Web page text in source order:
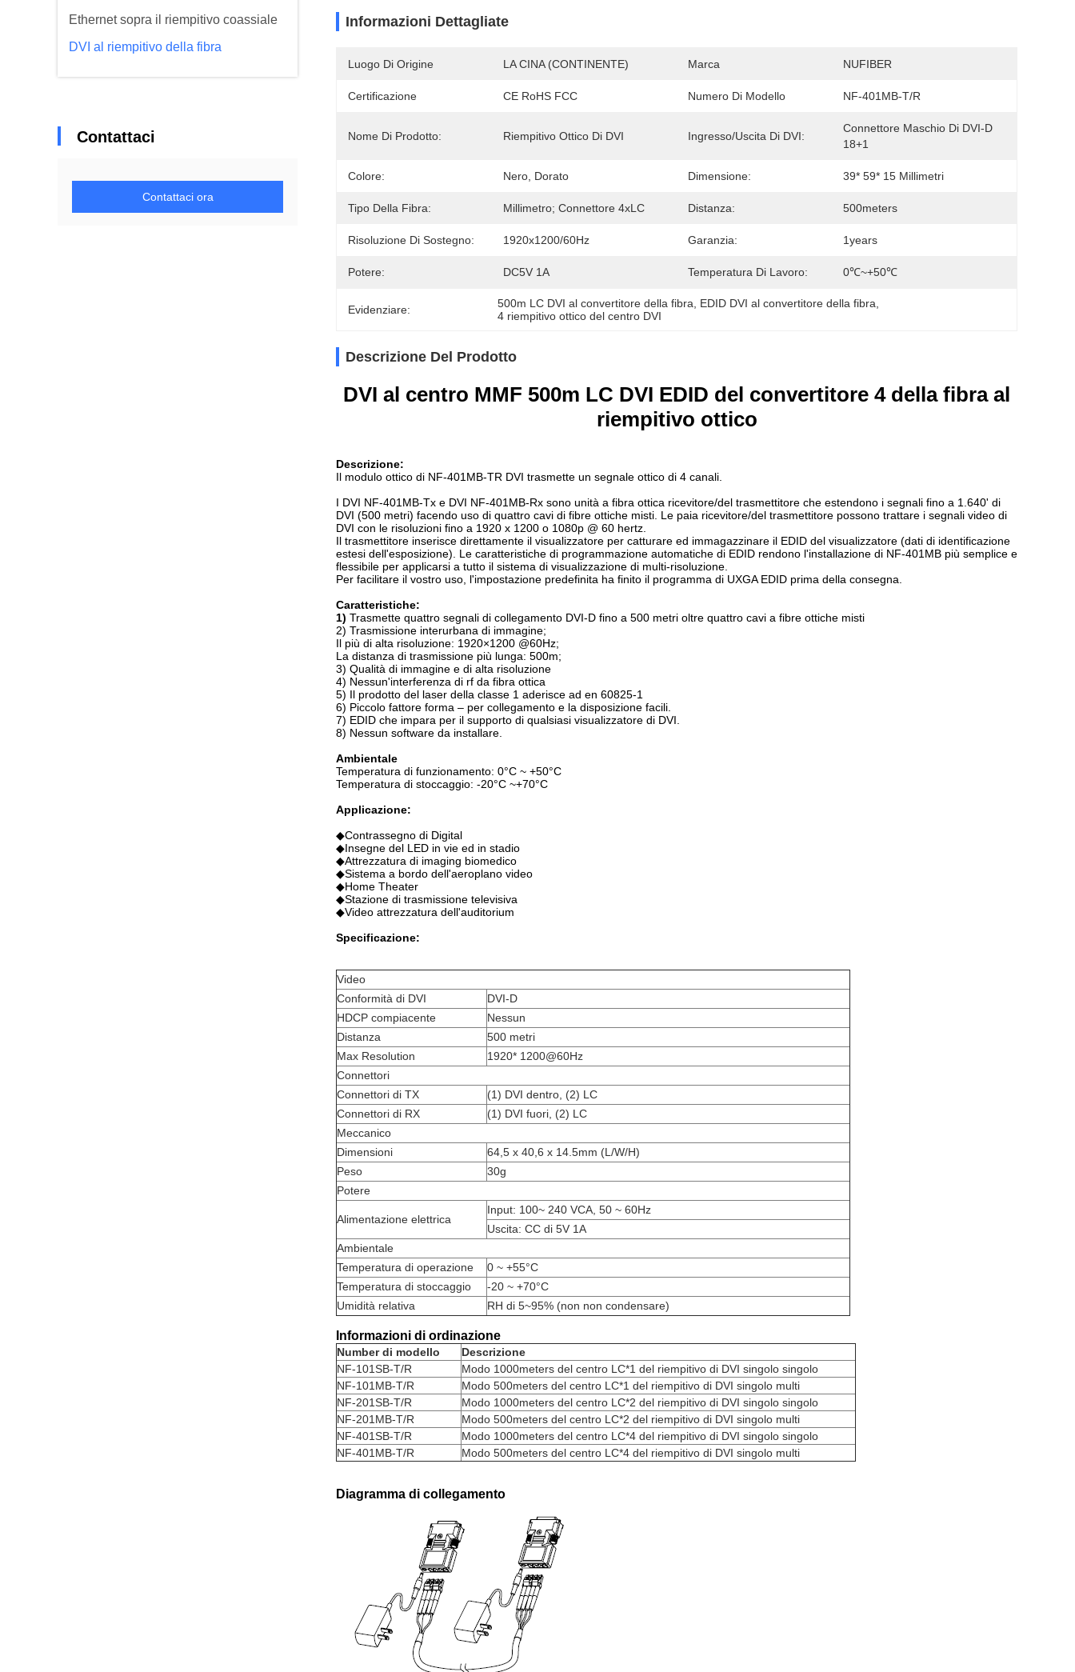
Ethernet sopra il riempitivo coassiale
DVI al riempitivo della fibra
Contattaci
Contattaci ora
Informazioni Dettagliate
Luogo Di Origine LA CINA (CONTINENTE) Marca NUFIBER
Certificazione CE RoHS FCC Numero Di Modello NF-401MB-T/R
Nome Di Prodotto: Riempitivo Ottico Di DVI Ingresso/uscita Di DVI:
Connettore Maschio Di DVI-D
18+1
Colore: Nero, Dorato Dimensione: 39* 59* 15 Millimetri
Tipo Della Fibra: Millimetro; Connettore 4xLC Distanza: 500meters
Risoluzione Di Sostegno: 1920x1200/60Hz Garanzia: 1years
Potere: DC5V 1A Temperatura Di Lavoro: 0℃~+50℃
Evidenziare: 500m LC DVI al convertitore della fibra EDID DVI al convertitore della fibra
4 riempitivo ottico del centro DVI
Descrizione Del Prodotto
DVI al centro MMF 500m LC DVI EDID del convertitore 4 della fibra al
riempitivo ottico
Descrizione:
Il modulo ottico di NF-401MB-TR DVI trasmette un segnale ottico di 4 canali.
I DVI NF-401MB-Tx e DVI NF-401MB-Rx sono unità a fibra ottica ricevitore/del trasmettitore che estendono i segnali fino a 1.640' di
DVI (500 metri) facendo uso di quattro cavi di fibre ottiche misti. Le paia ricevitore/del trasmettitore possono trattare i segnali video di
DVI con le risoluzioni fino a 1920 x 1200 o 1080p @ 60 hertz.
Il trasmettitore inserisce direttamente il visualizzatore per catturare ed immagazzinare il EDID del visualizzatore (dati di identificazione
estesi dell'esposizione). Le caratteristiche di programmazione automatiche di EDID rendono l'installazione di NF-401MB più semplice e
flessibile per applicarsi a tutto il sistema di visualizzazione di multi-risoluzione.
Per facilitare il vostro uso, l'impostazione predefinita ha finito il programma di UXGA EDID prima della consegna.
Caratteristiche:
1) Trasmette quattro segnali di collegamento DVI-D fino a 500 metri oltre quattro cavi a fibre ottiche misti
2) Trasmissione interurbana di immagine;
Il più di alta risoluzione: 1920×1200 @60Hz;
La distanza di trasmissione più lunga: 500m;
3) Qualità di immagine e di alta risoluzione
4) Nessun'interferenza di rf da fibra ottica
5) Il prodotto del laser della classe 1 aderisce ad en 60825-1
6) Piccolo fattore forma – per collegamento e la disposizione facili.
7) EDID che impara per il supporto di qualsiasi visualizzatore di DVI.
8) Nessun software da installare.
Ambientale
Temperatura di funzionamento: 0°C ~ +50°C
Temperatura di stoccaggio: -20°C ~+70°C
Applicazione:
◆Contrassegno di Digital
◆Insegne del LED in vie ed in stadio
◆Attrezzatura di imaging biomedico
◆Sistema a bordo dell'aeroplano video
◆Home Theater
◆Stazione di trasmissione televisiva
◆Video attrezzatura dell'auditorium
Specificazione:
Video
Conformità di DVI
DVI-D
HDCP compiacente
Nessun
Distanza
500 metri
Max Resolution
1920* 1200@60Hz
Connettori
Connettori di TX
(1) DVI dentro, (2) LC
Connettori di RX
(1) DVI fuori, (2) LC
Meccanico
Dimensioni
64,5 x 40,6 x 14.5mm (L/W/H)
Peso
30g
Potere
Alimentazione elettrica
Input: 100~ 240 VCA, 50 ~ 60Hz
Uscita: CC di 5V 1A
Ambientale
Temperatura di operazione
0 ~ +55°C
Temperatura di stoccaggio
-20 ~ +70°C
Umidità relativa
RH di 5~95% (non non condensare)
Informazioni di ordinazione
Number di modello
Descrizione
NF-101SB-T/R
Modo 1000meters del centro LC*1 del riempitivo di DVI singolo singolo
NF-101MB-T/R
Modo 500meters del centro LC*1 del riempitivo di DVI singolo multi
NF-201SB-T/R
Modo 1000meters del centro LC*2 del riempitivo di DVI singolo singolo
NF-201MB-T/R
Modo 500meters del centro LC*2 del riempitivo di DVI singolo multi
NF-401SB-T/R
Modo 1000meters del centro LC*4 del riempitivo di DVI singolo singolo
NF-401MB-T/R
Modo 500meters del centro LC*4 del riempitivo di DVI singolo multi
Diagramma di collegamento